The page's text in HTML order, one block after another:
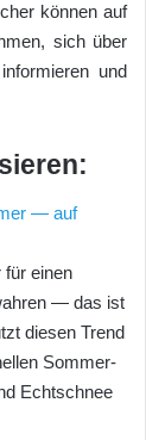
können auf
sich über
informieren und
— auf
für einen
— das ist
diesen Trend
Sommer-
Echtschnee